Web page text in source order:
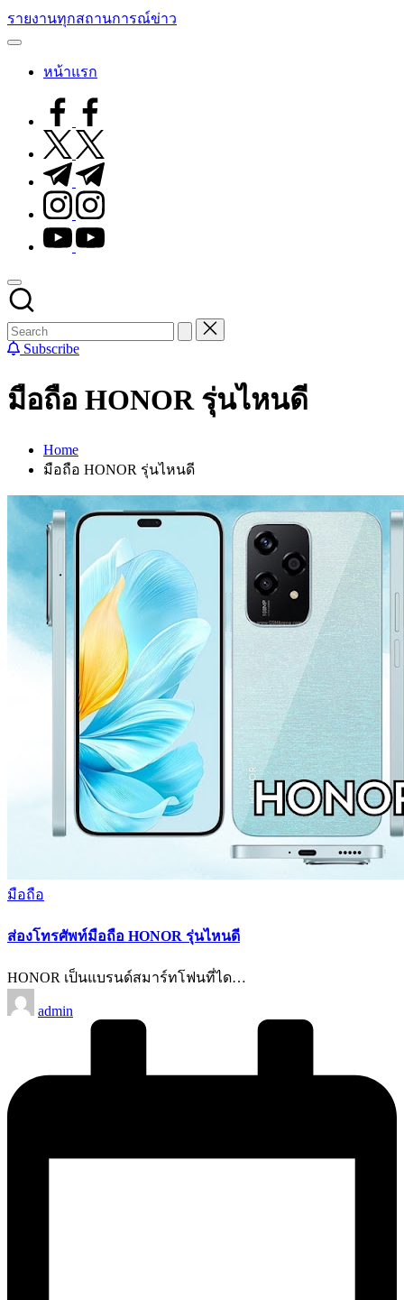
Skip
to
content
รายงานทุกสถานการณ์ข่าว
หน้าแรก
facebook.com
twitter.com
t.me
instagram.com
youtube.com
Subscribe
มือถือ HONOR รุ่นไหนดี
Home
มือถือ HONOR รุ่นไหนดี
Posted
in
มือถือ
ส่องโทรศัพท์มือถือ HONOR รุ่นไหนดี
HONOR เป็นแบรนด์สมาร์ทโฟนที่ได…
Posted
by
admin